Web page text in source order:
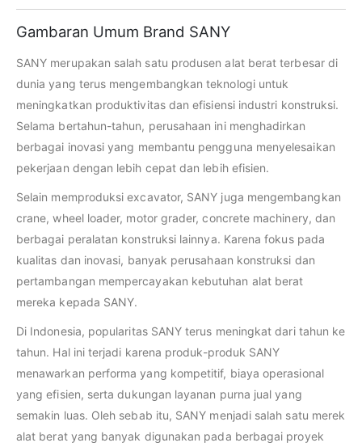
Gambaran Umum Brand SANY
SANY merupakan salah satu produsen alat berat terbesar di
dunia yang terus mengembangkan teknologi untuk
meningkatkan produktivitas dan efisiensi industri konstruksi.
Selama bertahun-tahun, perusahaan ini menghadirkan
berbagai inovasi yang membantu pengguna menyelesaikan
pekerjaan dengan lebih cepat dan lebih efisien.
Selain memproduksi excavator, SANY juga mengembangkan
crane, wheel loader, motor grader, concrete machinery, dan
berbagai peralatan konstruksi lainnya. Karena fokus pada
kualitas dan inovasi, banyak perusahaan konstruksi dan
pertambangan mempercayakan kebutuhan alat berat
mereka kepada SANY.
Di Indonesia, popularitas SANY terus meningkat dari tahun ke
tahun. Hal ini terjadi karena produk-produk SANY
menawarkan performa yang kompetitif, biaya operasional
yang efisien, serta dukungan layanan purna jual yang
semakin luas. Oleh sebab itu, SANY menjadi salah satu merek
alat berat yang banyak digunakan pada berbagai proyek